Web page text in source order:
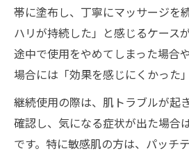
帯に塗布し、丁寧にマッサージを
ハリが持続した」と感じるケース
途中で使用をやめてしまった場合
場合には「効果を感じにくかった
継続使用の際は、肌トラブルが起
確認し、気になる症状が出た場合
です。特に敏感肌の方は、パッチ